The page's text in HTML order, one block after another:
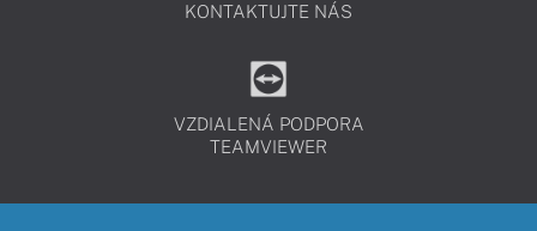
KONTAKTUJTE NÁS
VZDIALENÁ PODPORA
TEAMVIEWER